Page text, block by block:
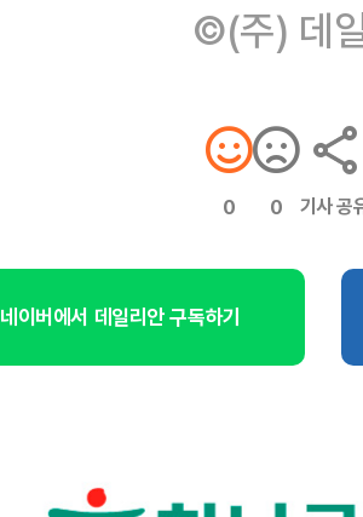
©(주) 데
0 0 기사 공
네이버에서 데일리안 구독하기